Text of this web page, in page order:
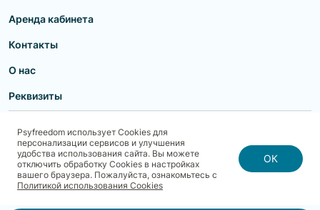
Аренда кабинета
Контакты
О нас
Реквизиты
Пользовательское соглашениеПолитика конфиденциальности
Договор-оферта для партнеров и образовательных учреждений
Договор-оферта для специалистов
Карта сайта
Согласие на обработку, хранение и передачу персональных данных
РеквизитыПолитика использования cookies
Договор-оферта с КлиентомПолитика безопасности платежей
Psyfreedom использует Cookies для
персонализации сервисов и улучшения
удобства использования сайта. Вы можете
отключить обработку Cookies в настройках
вашего браузера. Пожалуйста, ознакомьтесь с
Политикой использования Cookies
ОК